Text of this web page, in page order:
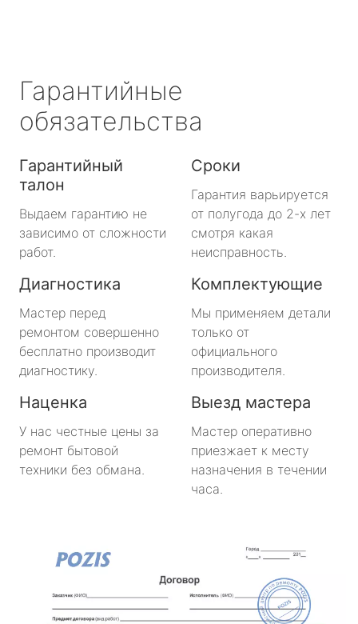
Гарантийные
обязательства
Гарантийный
талон
Выдаем гарантию не
зависимо от сложности
работ.
Сроки
Гарантия варьируется
от полугода до 2-х лет
смотря какая
неисправность.
Диагностика
Мастер перед
ремонтом совершенно
бесплатно производит
диагностику.
Комплектующие
Мы применяем детали
только от
официального
производителя.
Наценка
У нас честные цены за
ремонт бытовой
техники без обмана.
Выезд мастера
Мастер оперативно
приезжает к месту
назначения в течении
часа.